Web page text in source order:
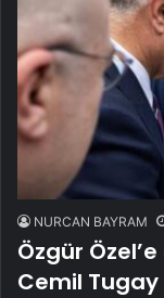
NURCAN BAYRAM
Özgür
Cemil